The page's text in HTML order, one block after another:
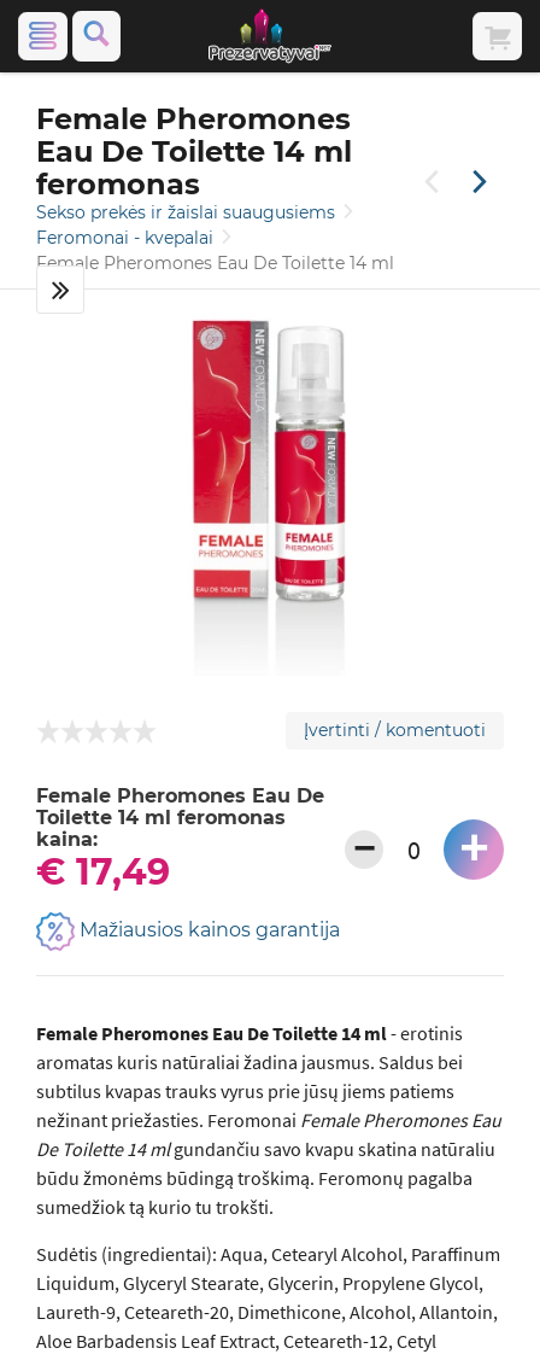
Female Pheromones
Eau De Toilette 14 ml
feromonas
Sekso prekės ir žaislai suaugusiems
Feromonai - kvepalai
Female Pheromones Eau De Toilette 14 ml
Įvertinti / komentuoti
Female Pheromones Eau De
Toilette 14 ml feromonas
kaina:
€ 17,49 − +
Mažiausios kainos garantija
Female Pheromones Eau De Toilette 14 ml- erotinis
aromatas kuris natūraliai žadina jausmus. Saldus bei
subtilus kvapas trauks vyrus prie jūsų jiems patiems
nežinant priežasties. Feromonai Female Pheromones Eau
De Toilette 14 ml gundančiu savo kvapu skatina natūraliu
būdu žmonėms būdingą troškimą. Feromonų pagalba
sumedžiok tą kurio tu trokšti.
Sudėtis (ingredientai): Aqua, Cetearyl Alcohol, Paraffinum
Liquidum, Glyceryl Stearate, Glycerin, Propylene Glycol,
Laureth-9, Ceteareth-20, Dimethicone, Alcohol, Allantoin,
Aloe Barbadensis Leaf Extract, Ceteareth-12, Cetyl